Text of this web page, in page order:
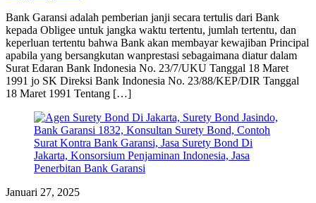
Bank Garansi adalah pemberian janji secara tertulis dari Bank
kepada Obligee untuk jangka waktu tertentu, jumlah tertentu, dan
keperluan tertentu bahwa Bank akan membayar kewajiban Principal
apabila yang bersangkutan wanprestasi sebagaimana diatur dalam
Surat Edaran Bank Indonesia No. 23/7/UKU Tanggal 18 Maret
1991 jo SK Direksi Bank Indonesia No. 23/88/KEP/DIR Tanggal
18 Maret 1991 Tentang […]
Januari 27, 2025